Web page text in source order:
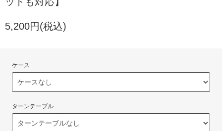
5,200円(税込)
ケース
ターンテーブル